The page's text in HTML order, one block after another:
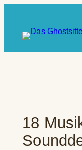
springen
18